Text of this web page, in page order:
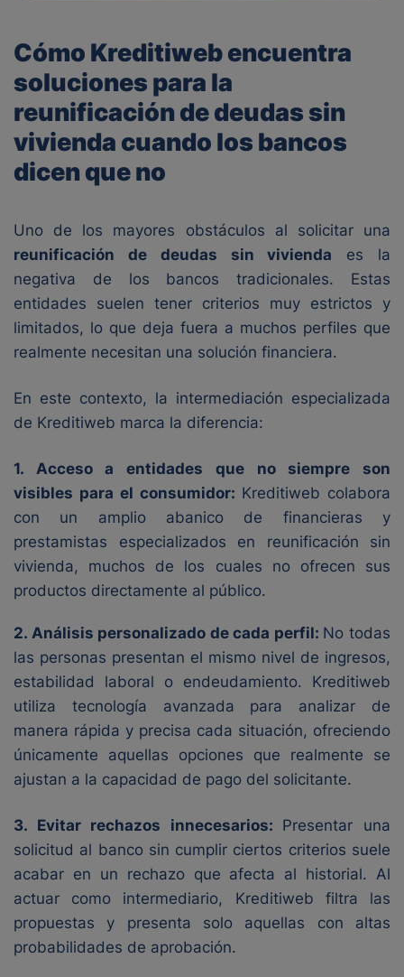
Cómo Kreditiweb encuentra
soluciones para la
reunificación de deudas sin
vivienda cuando los bancos
dicen que no
Uno de los mayores obstáculos al solicitar una
reunificación de deudas sin vivienda es la
negativa de los bancos tradicionales. Estas
entidades suelen tener criterios muy estrictos y
limitados, lo que deja fuera a muchos perfiles que
realmente necesitan una solución financiera.
En este contexto, la intermediación especializada
de Kreditiweb marca la diferencia:
1. Acceso a entidades que no siempre son
visibles para el consumidor: Kreditiweb colabora
con un amplio abanico de financieras y
prestamistas especializados en reunificación sin
vivienda, muchos de los cuales no ofrecen sus
productos directamente al público.
2. Análisis personalizado de cada perfil: No todas
las personas presentan el mismo nivel de ingresos,
estabilidad laboral o endeudamiento. Kreditiweb
utiliza tecnología avanzada para analizar de
manera rápida y precisa cada situación, ofreciendo
únicamente aquellas opciones que realmente se
ajustan a la capacidad de pago del solicitante.
3. Evitar rechazos innecesarios: Presentar una
solicitud al banco sin cumplir ciertos criterios suele
acabar en un rechazo que afecta al historial. Al
actuar como intermediario, Kreditiweb filtra las
propuestas y presenta solo aquellas con altas
probabilidades de aprobación.